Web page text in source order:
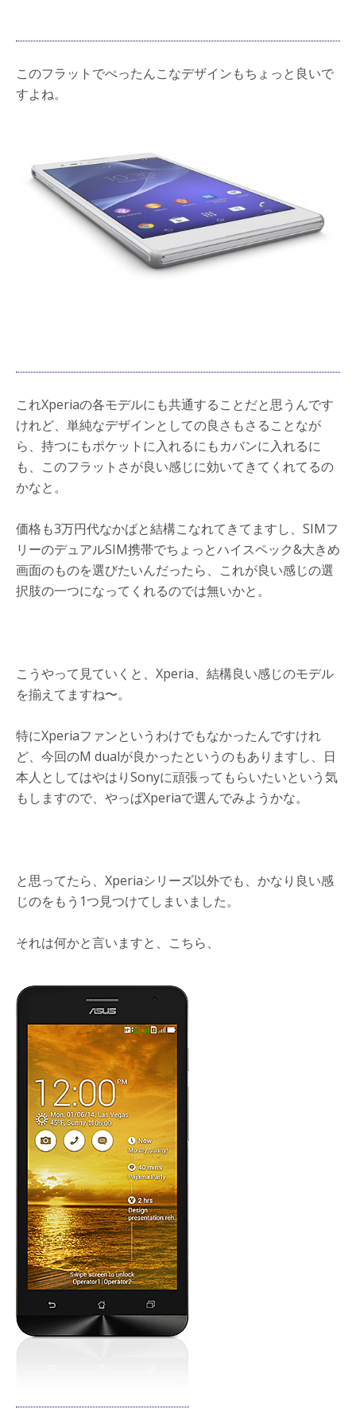
このフラットでぺったんこなデザインもちょっと良いで
すよね。
これXperiaの各モデルにも共通することだと思うんです
けれど、単純なデザインとしての良さもさることなが
ら、持つにもポケットに入れるにもカバンに入れるに
も、このフラットさが良い感じに効いてきてくれてるの
かなと。
価格も3万円代なかばと結構こなれてきてますし、SIMフ
リーのデュアルSIM携帯でちょっとハイスペック&大きめ
画面のものを選びたいんだったら、これが良い感じの選
択肢の一つになってくれるのでは無いかと。
こうやって見ていくと、Xperia、結構良い感じのモデル
を揃えてますね〜。
特にXperiaファンというわけでもなかったんですけれ
ど、今回のM dualが良かったというのもありますし、日
本人としてはやはりSonyに頑張ってもらいたいという気
もしますので、やっぱXperiaで選んでみようかな。
と思ってたら、Xperiaシリーズ以外でも、かなり良い感
じのをもう1つ見つけてしまいました。
それは何かと言いますと、こちら、